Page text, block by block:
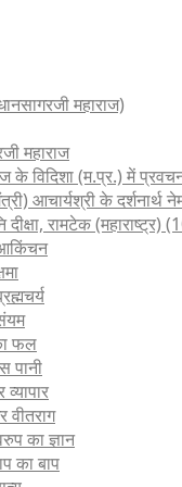
महाराज)
महाराज
के विदिशा (म.प्र.) में
आचार्यश्री के दर्शनार्थ
रामटेक (महाराष्ट्र)
फल
पानी
वीतराग
का ज्ञान
का बाप